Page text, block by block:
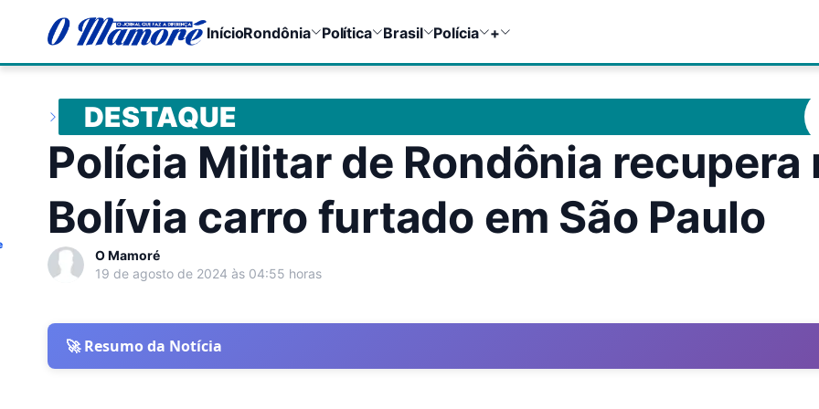
InícioRondônia Política Brasil Polícia +
DESTAQUE
Polícia Militar de Rondônia recupera
Bolívia carro furtado em São Paulo
O Mamoré
19 de agosto de 2024 às 04:55 horas
🚀 Resumo da Notícia